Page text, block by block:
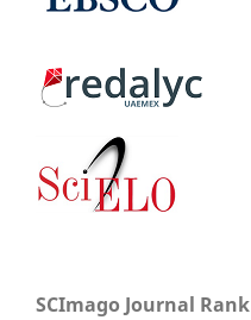
SCImago Journal Rank